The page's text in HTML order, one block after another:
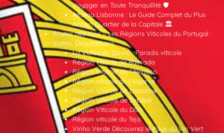
Voyager en Toute Tranquillité 🛡️
Alfama Lisbonne : Le Guide Complet du Plus
Ancien Quartier de la Capitale 🏛️
Routes des Vins – Les Régions Viticoles du Portugal :
Visites, Dégustations
La Vallée du Douro : Paradis viticole
Région viticole de Bairrada
Région Viticole de l’Alentejo
Région viticole de l’Algarve
Région Viticole de Lisbonne
Région Viticole de Setúbal
Région Viticole du Dão
Région viticole du Tejo
Vinho Verde Découvrez le Pays du Vin Vert